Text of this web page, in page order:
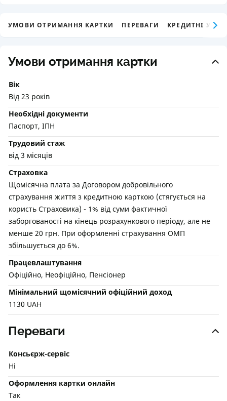
УМОВИ ОТРИМАННЯ КАРТКИ ПЕРЕВАГИ КРЕДИТНІ
Умови отримання картки
Вік
Від 23 років
Необхідні документи
Паспорт, ІПН
Трудовий стаж
від 3 місяців
Страховка
Щомісячна плата за Договором добровільного
страхування життя з кредитною карткою (стягується на
користь Страховика) - 1% від суми фактичної
заборгованості на кінець розрахункового періоду, але не
менше 20 грн. При оформленні страхування ОМП
збільшується до 6%.
Працевлаштування
Офіційно, Неофіційно, Пенсіонер
Мінімальний щомісячний офіційний доход
1130 UAH
Переваги
Консьєрж-сервіс
Ні
Оформлення картки онлайн
Так